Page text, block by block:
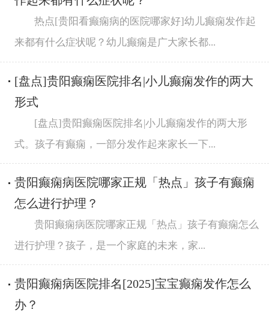
热点[贵阳看癫痫病的医院哪家好]幼儿癫痫发作起
来都有什么症状呢？幼儿癫痫是广大家长都...
[盘点]贵阳癫痫医院排名|小儿癫痫发作的两大
形式
[盘点]贵阳癫痫医院排名|小儿癫痫发作的两大形
式。孩子有癫痫，一部分发作起来家长一下...
贵阳癫痫病医院哪家正规「热点」孩子有癫痫
怎么进行护理？
贵阳癫痫病医院哪家正规「热点」孩子有癫痫怎么
进行护理？孩子，是一个家庭的未来，家...
贵阳癫痫病医院排名[2025]宝宝癫痫发作怎么
办？